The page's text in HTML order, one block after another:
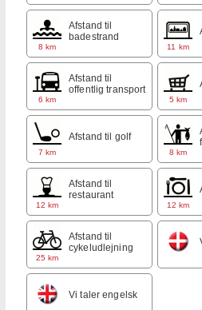
8 km
Afstand til
badestrand
11 km
6 km
Afstand til
offentlig transport
5 km
7 km
Afstand til golf
8 km
12 km
Afstand til
restaurant
12 km
25 km
Afstand til
cykeludlejning
Vi taler engelsk